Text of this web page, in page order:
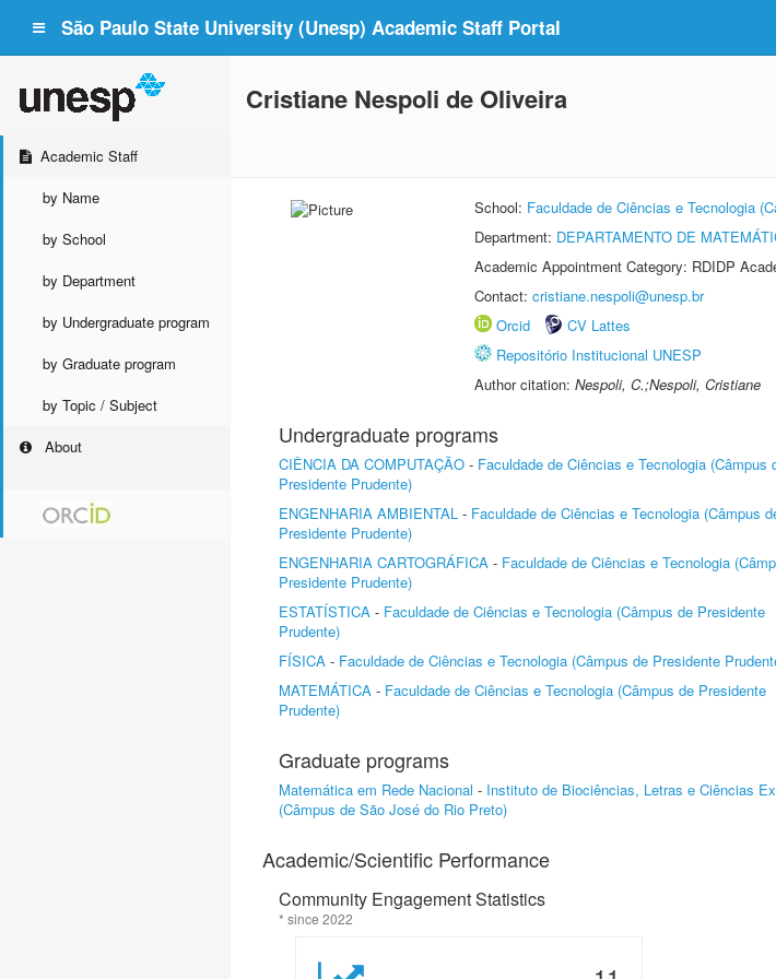
São Paulo State University (Unesp) Academic Staff Portal
Academic Staff
by Name
by School
by Department
by Undergraduate program
by Graduate program
by Topic / Subject
About
Cristiane Nespoli de Oliveira
School: Faculdade de Ciências e Tecnologia
Department: DEPARTAMENTO DE
Academic Appointment Category: RDIDP
Contact: cristiane.nespoli@unesp.br
Orcid
CV Lattes
Repositório Institucional UNESP
Author citation: Nespoli, C.;Nespoli, Cristiane
Undergraduate programs
CIÊNCIA DA COMPUTAÇÃO - Faculdade de Ciências e Tecnologia (Câmpus
Presidente Prudente)
ENGENHARIA AMBIENTAL - Faculdade de Ciências e Tecnologia (Câmpus
Presidente Prudente)
ENGENHARIA CARTOGRÁFICA - Faculdade de Ciências e Tecnologia
Presidente Prudente)
ESTATÍSTICA - Faculdade de Ciências e Tecnologia (Câmpus de Presidente
Prudente)
FÍSICA - Faculdade de Ciências e Tecnologia (Câmpus de Presidente
MATEMÁTICA - Faculdade de Ciências e Tecnologia (Câmpus de Presidente
Prudente)
Graduate programs
Matemática em Rede Nacional - Instituto de Biociências, Letras e Ciências
(Câmpus de São José do Rio Preto)
Academic/Scientific Performance
Community Engagement Statistics
* since 2022